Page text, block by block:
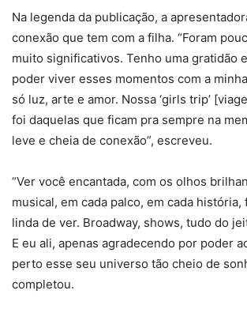
Na legenda da publicação, a
conexão que tem com a filha. “Foram
muito significativos. Tenho uma gratidão
poder viver esses momentos com a
só luz, arte e amor. Nossa ‘girls trip’
foi daquelas que ficam pra sempre na
leve e cheia de conexão”, escreveu.
“Ver você encantada, com os olhos
musical, em cada palco, em cada história,
linda de ver. Broadway, shows, tudo do
E eu ali, apenas agradecendo por poder
perto esse seu universo tão cheio de
completou.